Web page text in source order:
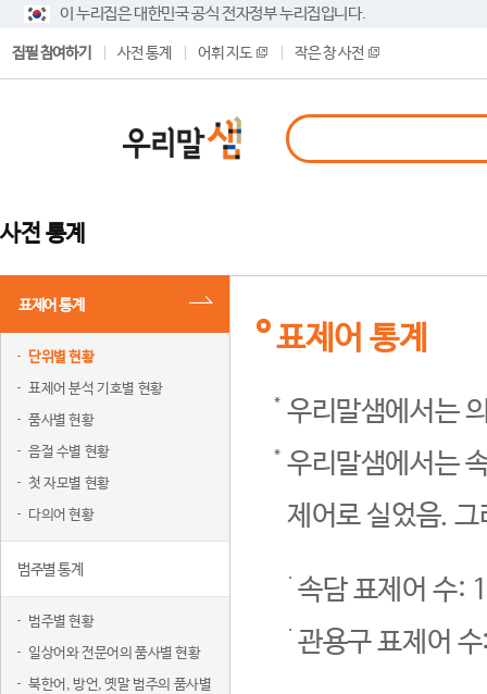
이 누리집은 대한민국 공식 전자정부 누리집입니다.
집필 참여하기 사전 통계 어휘 지도 작은 창 사전
사전 통계
표제어 통계
단위별 현황
표제어 분석 기호별 현황
품사별 현황
음절 수별 현황
첫 자모별 현황
다의어 현황
범주별 통계
범주별 현황
일상어와 전문어의 품사별 현황
북한어, 방언, 옛말 범주의 품사별
표제어 통계
우리말샘에서는
우리말샘에서는
제어로 실었음.
속담 표제어 수:
관용구 표제어